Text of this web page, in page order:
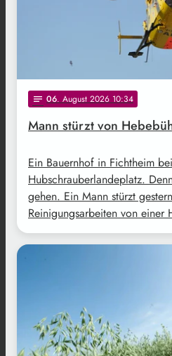
notes 06. August 2026 10:34
Mann stürzt von
Ein Bauernhof in Fichtheim
Hubschrauberlandeplatz.
gehen. Ein Mann stürzt
Reinigungsarbeiten von